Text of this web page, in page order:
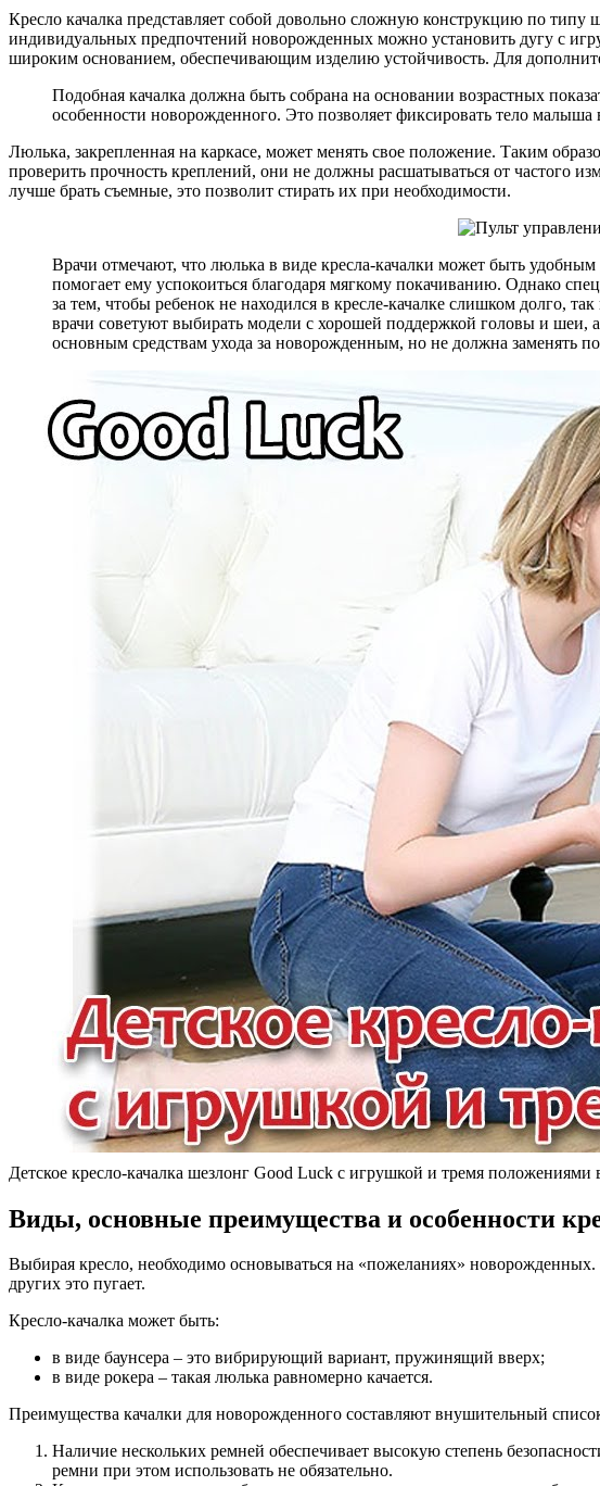
Кресло качалка представляет собой довольно сложную конструкцию по
индивидуальных предпочтений новорожденных можно установить дугу с
широким основанием, обеспечивающим изделию устойчивость. Для
Подобная качалка должна быть собрана на основании возрастных
особенности новорожденного. Это позволяет фиксировать тело
Люлька, закрепленная на каркасе, может менять свое положение. Таким
проверить прочность креплений, они не должны расшатываться от частого
лучше брать съемные, это позволит стирать их при необходимости.
Врачи отмечают, что люлька в виде кресла-качалки может быть
помогает ему успокоиться благодаря мягкому покачиванию. Однако
за тем, чтобы ребенок не находился в кресле-качалке слишком долго,
врачи советуют выбирать модели с хорошей поддержкой головы и
основным средствам ухода за новорожденным, но не должна заменять
Детское кресло-качалка шезлонг Good Luck с игрушкой и тремя
Виды, основные преимущества и особенности
Выбирая кресло, необходимо основываться на «пожеланиях»
других это пугает.
Кресло-качалка может быть:
в виде баунсера – это вибрирующий вариант, пружинящий вверх;
в виде рокера – такая люлька равномерно качается.
Преимущества качалки для новорожденного составляют внушительный
Наличие нескольких ремней обеспечивает высокую степень
ремни при этом использовать не обязательно.